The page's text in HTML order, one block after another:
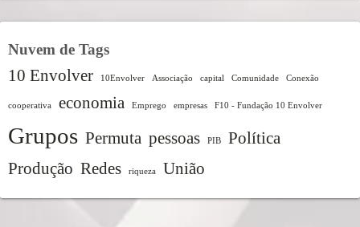
Nuvem de Tags
10 Envolver 10Envolver Associação capital Comunidade Conexão
cooperativa economia Emprego empresas F10 - Fundação 10 Envolver
Grupos Permuta pessoas PIB
Política
Produção Redes riqueza União